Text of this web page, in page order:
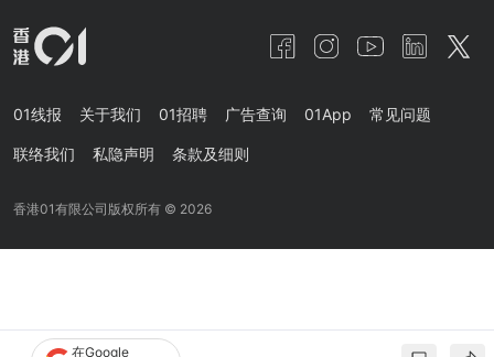
在Google
01线报 关于我们 01招聘 广告查询 01App 常见问题
联络我们 私隐声明 条款及细则
香港01有限公司版权所有 © 2026